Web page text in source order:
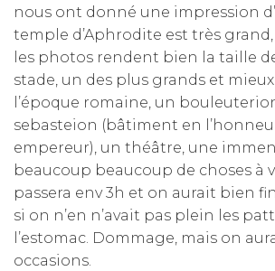
nous ont donné une impression
temple d’Aphrodite est très grand,
les photos rendent bien la taille
stade, un des plus grands et
l’époque romaine, un
sebasteion (bâtiment en
empereur), un théâtre, une
beaucoup beaucoup de choses à
passera env 3h et on aurait bien
si on n’en n’avait pas plein les
l’estomac. Dommage, mais on
occasions.